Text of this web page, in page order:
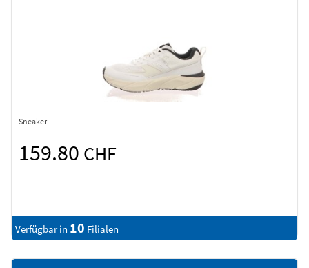
Sneaker
159.80 CHF
Verfügbar in 10 Filialen